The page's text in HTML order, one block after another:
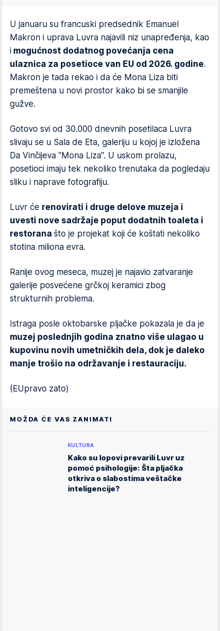
U januaru su francuski predsednik Emanuel
Makron i uprava Luvra najavili niz unapređenja, kao
i mogućnost dodatnog povećanja cena
ulaznica za posetioce van EU od 2026. godine.
Makron je tada rekao i da će Mona Liza biti
premeštena u novi prostor kako bi se smanjile
gužve.
Gotovo svi od 30.000 dnevnih posetilaca Luvra
slivaju se u Sala de Eta, galeriju u kojoj je izložena
Da Vinčijeva "Mona Liza". U uskom prolazu,
posetioci imaju tek nekoliko trenutaka da pogledaju
sliku i naprave fotografiju.
Luvr će renovirati i druge delove muzeja i
uvesti nove sadržaje poput dodatnih toaleta i
restorana što je projekat koji će koštati nekoliko
stotina miliona evra.
Ranije ovog meseca, muzej je najavio zatvaranje
galerije posvećene grčkoj keramici zbog
strukturnih problema.
Istraga posle oktobarske pljačke pokazala je da je
muzej poslednjih godina znatno više ulagao u
kupovinu novih umetničkih dela, dok je daleko
manje trošio na održavanje i restauraciju.
(EUpravo zato)
MOŽDA ĆE VAS ZANIMATI
KULTURA
Kako su lopovi prevarili Luvr uz
pomoć psihologije: Šta pljačka
otkriva o slabostima veštačke
inteligencije?